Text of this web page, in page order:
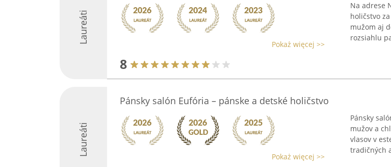
Laureáti Pokaż więcej >>
8
Na adrese
holičstvo
mužom aj
rozsiahlu
Laureáti
Pánsky salón Eufória – pánske a detské holičstvo
Pokaż więcej >>
Pánsky
mužov a
vlasov v
tradičných